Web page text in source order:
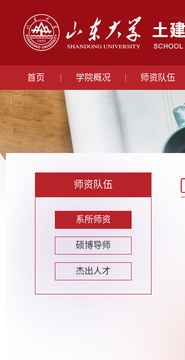
首页 学院概况 师资队伍
师资队伍
系所师资
硕博导师
杰出人才